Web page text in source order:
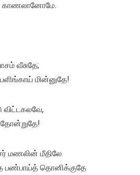
காணலானோமே.
வீசுதே;
மின்னுதே!
விட்டகலவே,
தோன்றுதே!
மணலின் மீதிலே
பண்பாய்த் தொனிக்குதே